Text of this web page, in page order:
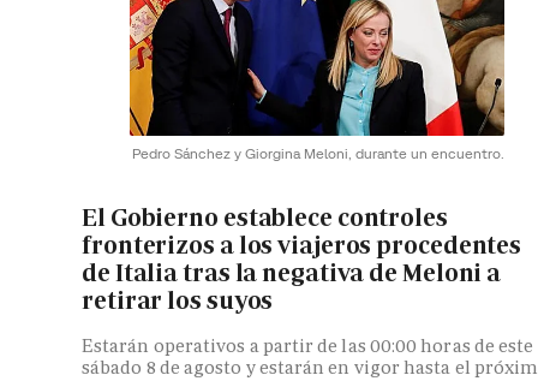
Pedro Sánchez y Giorgina Meloni, durante un encuentro.
El Gobierno establece controles
fronterizos a los viajeros procedentes
de Italia tras la negativa de Meloni a
retirar los suyos
Estarán operativos a partir de las 00:00 horas de este
sábado 8 de agosto y estarán en vigor hasta el